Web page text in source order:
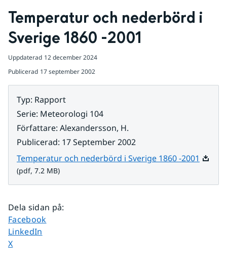
Temperatur och nederbörd i
Sverige 1860 -2001
Uppdaterad 12 december 2024
Publicerad 17 september 2002
Typ: Rapport
Serie: Meteorologi 104
Författare: Alexandersson, H.
Publicerad: 17 September 2002
Temperatur och nederbörd i Sverige 1860 -2001 Pdf,
(pdf, 7.2 MB)
Dela sidan på:
Dela sidan på
Facebook
Dela sidan på
LinkedIn
Dela sidan på
X